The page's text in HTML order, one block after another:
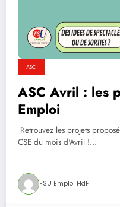
ASC
ASC Avril : les
Emploi
Retrouvez les projets
CSE du mois d'Avril !…
FSU Emploi HdF